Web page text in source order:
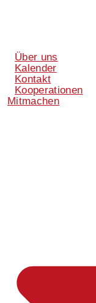
Über uns
Kalender
Kontakt
Kooperationen
Mitmachen